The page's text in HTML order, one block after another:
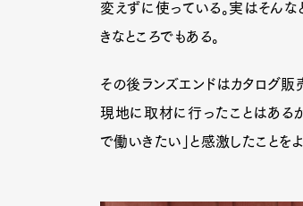
変えずに使っている。実はそん
きなところでもある。
その後ランズエンドはカタログ
現地に取材に行ったことはある
で働いきたい」と感激したことをよ